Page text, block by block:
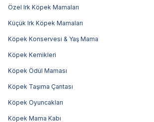
Özel Irk Köpek Mamaları
Küçük Irk Köpek Mamaları
Köpek Konservesi & Yaş Mama
Köpek Kemikleri
Köpek Ödül Maması
Köpek Taşıma Çantası
Köpek Oyuncakları
Köpek Mama Kabı